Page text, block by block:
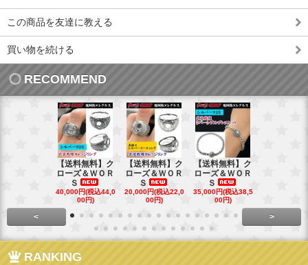
この商品を友達に教える
買い物を続ける
RECOMMEND
【送料無料】ク
ローズ＆ＷＯＲ
Ｓ
40,000円(税込44,0
00円)
【送料無料】ク
ローズ＆ＷＯＲ
Ｓ
20,000円(税込22,0
00円)
【送料無料】ク
ローズ＆ＷＯＲ
Ｓ
35,000円(税込38,5
00円)
< >
RANKING